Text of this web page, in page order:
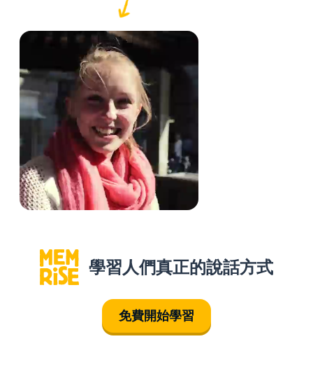
學習人們真正的說話方式
免費開始學習